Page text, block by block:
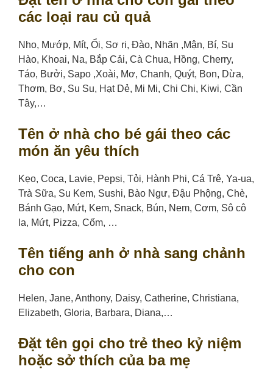
các loại rau củ quả
Nho, Mướp, Mít, Ổi, Sơ ri, Đào, Nhãn ,Mận, Bí, Su
Hào, Khoai, Na, Bắp Cải, Cà Chua, Hồng, Cherry,
Táo, Bưởi, Sapo ,Xoài, Mơ, Chanh, Quýt, Bon, Dừa,
Thơm, Bơ, Su Su, Hạt Dẻ, Mi Mi, Chi Chi, Kiwi, Cần
Tây,…
Tên ở nhà cho bé gái theo các
món ăn yêu thích
Kẹo, Coca, Lavie, Pepsi, Tỏi, Hành Phi, Cá Trê, Ya-ua,
Trà Sữa, Su Kem, Sushi, Bào Ngư, Đậu Phộng, Chè,
Bánh Gạo, Mứt, Kem, Snack, Bún, Nem, Cơm, Sô cô
la, Mứt, Pizza, Cốm, …
Tên tiếng anh ở nhà sang chảnh
cho con
Helen, Jane, Anthony, Daisy, Catherine, Christiana,
Elizabeth, Gloria, Barbara, Diana,…
Đặt tên gọi cho trẻ theo kỷ niệm
hoặc sở thích của ba mẹ